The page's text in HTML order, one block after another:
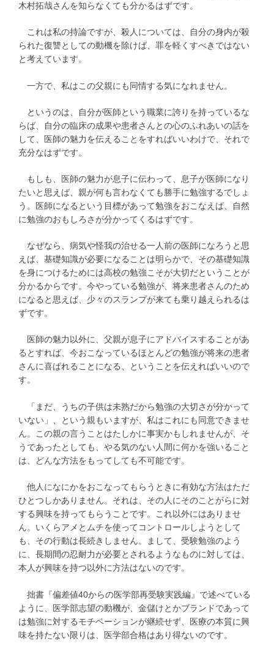
木村拓哉さんを知らなくても分かるはずです。
これは私の持論ですが、殺人については、自分の身内が殺
られた復讐としての動機を除けば、罪を軽くすべきではない
と考えています。
一方で、私はこの父親にも同情する気になれません。
というのは、自分が医師という職業に誇りを持っているな
らば、自分の臨床の成果や患者さんとの心のふれあいの話を
して、医師の魅力を伝えることをすればいいわけで、それで
充分なはずです。
もしも、医師の魅力が息子に伝わって、息子が医師になり
たいと思えば、親が何も言わなくても勝手に勉強するでしょ
う。医師になるという目標があって勉強をおこなえば、自然
に勉強のおもしろさが分かってくるはずです。
なぜなら、病気や怪我の治せる一人前の医師になろうと思
えば、基礎知識が必要になることは明らかで、その基礎知識
を身につけるためには高校の勉強こそが大切だということが
分かるからです。今やっている勉強が、将来患者さんのため
になると思えば、少々のスランプが来ても乗り越えられるは
ずです。
医師の魅力以外に、父親が息子にアドバイスすることがあ
るとすれば、今おこなっているほとんどの勉強が将来の患者
さんに喜ばれることになる、ということを伝えればいいので
す。
「まだ、うちの子供は未熟だから勉強の大切さが分かって
いない」、という親もいますが、私はこれにも同意できませ
ん。この親の言うことはたしかに事実かもしれませんが、そ
うであったとしても、やる気のない人間に何かを強いること
は、どんな方法をもってしても不可能です。
他人になにかをおこなってもらうときに有効な方法はただ
ひとつしかありません。それは、その人にそのことがらに対
する興味を持ってもらうことです。これ以外にはありませ
ん。いくらアメとムチを使ってコントロールしようとして
も、その行動は長続きしません。まして、受験勉強のよう
に、長期間の忍耐力が必要とされるようなものに対しては、
本人が興味を持つ以外に方法はないのです。
拙書『偏差値40からの医学部再受験実践編』で述べている
ように、医学部志望の動機が、金儲けとかブランドであって
は勉強に対するモチベーションが継続せず、医療の本質に興
味を持たない限りは、医学部合格はあり得ないのです。